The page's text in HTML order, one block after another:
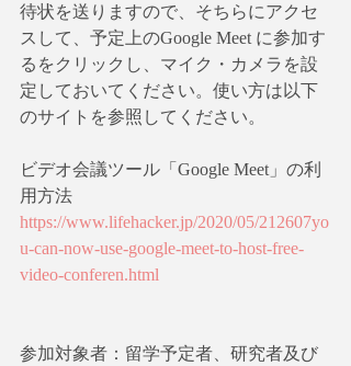
待状を送りますので、そちらにアクセ
スして、予定上のGoogle Meet に参加す
るをクリックし、マイク・カメラを設
定しておいてください。使い方は以下
のサイトを参照してください。
ビデオ会議ツール「Google Meet」の利
用方法
https://www.lifehacker.jp/2020/05/212607yo
u-can-now-use-google-meet-to-host-free-
video-conferen.html
参加対象者：留学予定者、研究者及び